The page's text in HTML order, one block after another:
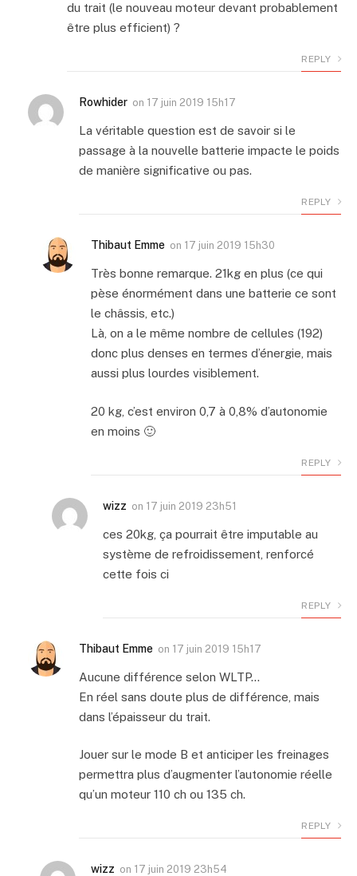
du trait (le nouveau moteur devant probablement
être plus efficient) ?
REPLY
Rowhider on 17 juin 2019 15h17
La véritable question est de savoir si le
passage à la nouvelle batterie impacte le poids
de manière significative ou pas.
REPLY
Thibaut Emme on 17 juin 2019 15h30
Très bonne remarque. 21kg en plus (ce qui
pèse énormément dans une batterie ce sont
le châssis, etc.)
Là, on a le même nombre de cellules (192)
donc plus denses en termes d’énergie, mais
aussi plus lourdes visiblement.
20 kg, c’est environ 0,7 à 0,8% d’autonomie
en moins 🙂
REPLY
wizz on 17 juin 2019 23h51
ces 20kg, ça pourrait être imputable au
système de refroidissement, renforcé
cette fois ci
REPLY
Thibaut Emme on 17 juin 2019 15h17
Aucune différence selon WLTP…
En réel sans doute plus de différence, mais
dans l’épaisseur du trait.
Jouer sur le mode B et anticiper les freinages
permettra plus d’augmenter l’autonomie réelle
qu’un moteur 110 ch ou 135 ch.
REPLY
wizz on 17 juin 2019 23h54